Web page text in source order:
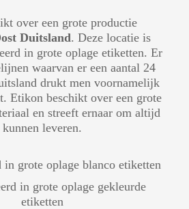
over een grote productie
Duitsland. Deze locatie is
in grote oplage etiketten. Er
waarvan er een aantal 24
drukt men voornamelijk
Etikon beschikt over een grote
en streeft ernaar om altijd
kunnen leveren.
in grote oplage blanco etiketten
in grote oplage gekleurde
etiketten